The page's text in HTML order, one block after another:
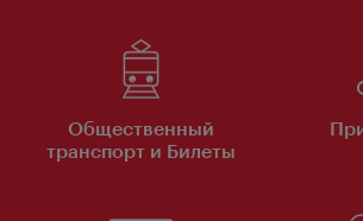
Общественный
транспорт и Билеты